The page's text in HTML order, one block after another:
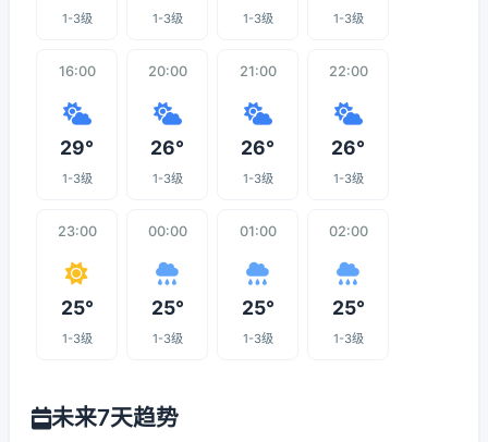
1-3级 1-3级 1-3级 1-3级
16:00
29°
1-3级
20:00
26°
1-3级
21:00
26°
1-3级
22:00
26°
1-3级
23:00
25°
1-3级
00:00
25°
1-3级
01:00
25°
1-3级
02:00
25°
1-3级
未来7天趋势